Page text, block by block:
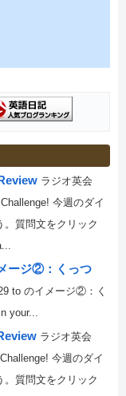
ラジオ英会
今週のダイ
。質問文をクリック
ージ②：くっつ
to のイメージ②：く
your...
ラジオ英会
今週のダイ
。質問文をクリック